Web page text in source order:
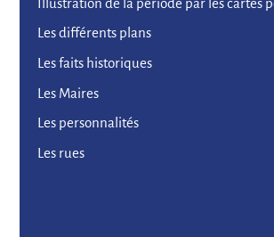
Les différents plans
Les faits historiques
Les Maires
Les personnalités
Les rues